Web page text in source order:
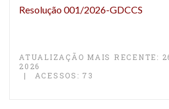
Resolução 001/2026-GDCCS
ATUALIZAÇÃO MAIS RECENTE:
2026
ACESSOS: 73